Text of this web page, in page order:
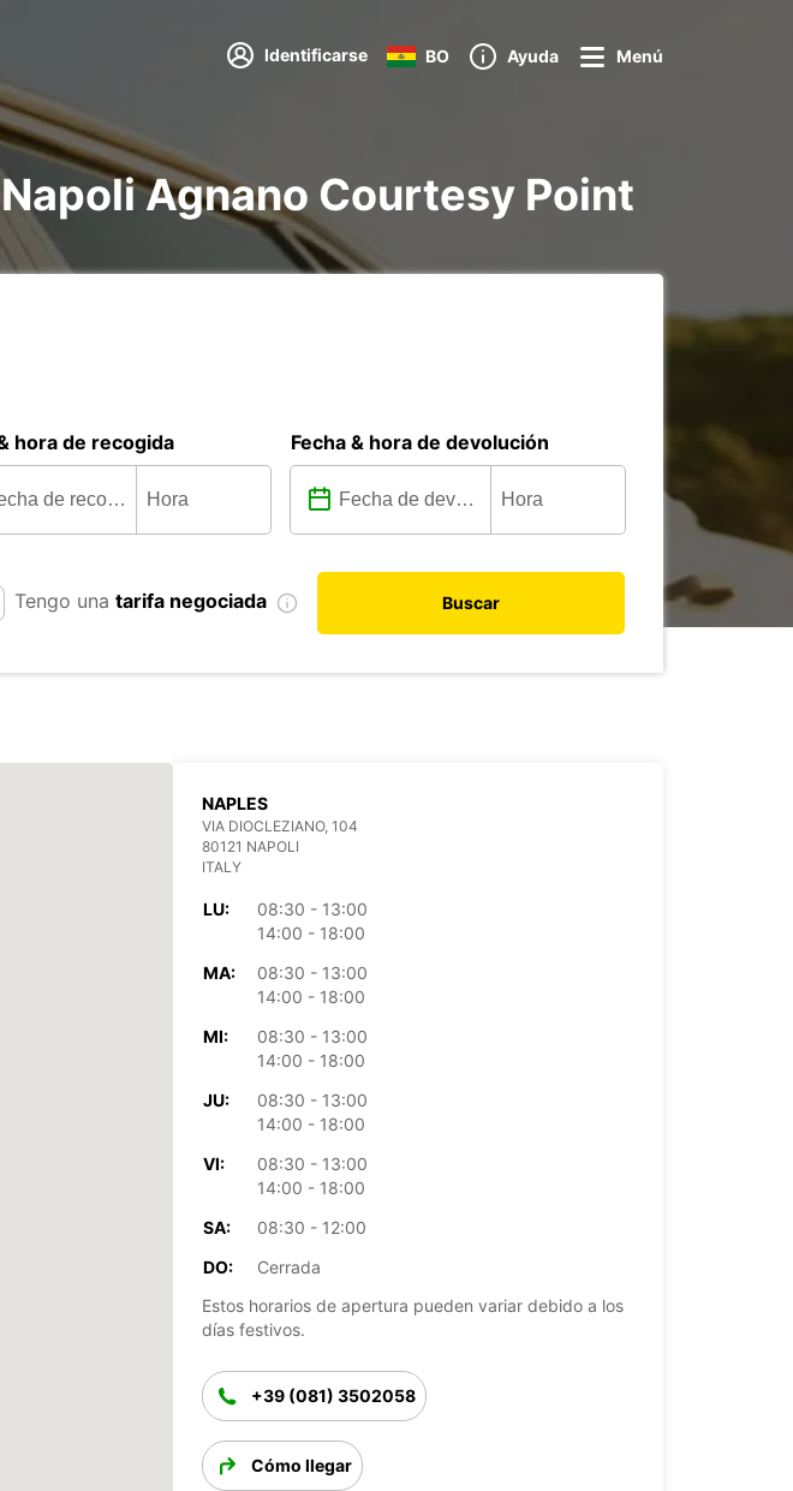
Identificarse BO Ayuda Menú
Agnano Courtesy Point
hora de recogida Fecha & hora de devolución
Tengo una tarifa negociada Buscar
NAPLES
VIA DIOCLEZIANO, 104
80121 NAPOLI
ITALY
LU:
08:30 - 13:00
14:00 - 18:00
MA:
08:30 - 13:00
14:00 - 18:00
MI:
08:30 - 13:00
14:00 - 18:00
JU:
08:30 - 13:00
14:00 - 18:00
VI:
08:30 - 13:00
14:00 - 18:00
SA:
08:30 - 12:00
DO:
Cerrada
Estos horarios de apertura pueden variar debido a los
días festivos.
+39 (081) 3502058
Cómo llegar